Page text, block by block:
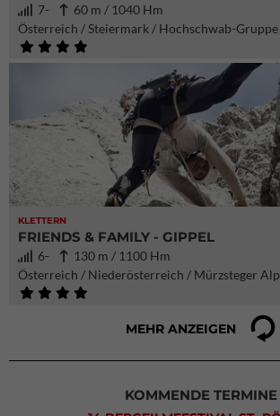
7-
60 m / 1040 Hm
Österreich / Steiermark / Hochschwab-Gruppe
KLETTERN
FRIENDS & FAMILY - GIPPEL
6-
130 m / 1100 Hm
Österreich / Niederösterreich / Mürzsteger
MEHR ANZEIGEN
KOMMENDE TERMINE